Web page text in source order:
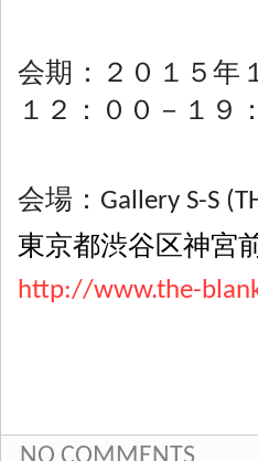
会期：２０１５
１２：００－１９
会場：Gallery S-S
東京都渋谷区神宮
http://www.the-